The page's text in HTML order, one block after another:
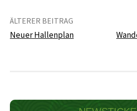
Beitrags-
ÄLTERER BEITRAG
Neuer Hallenplan